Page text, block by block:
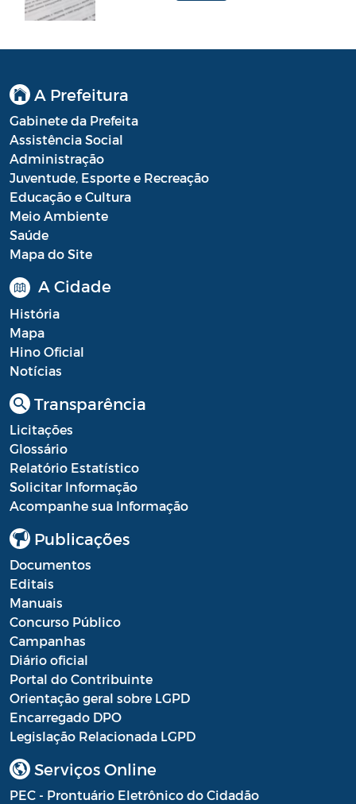
A Prefeitura
Gabinete da Prefeita
Assistência Social
Administração
Juventude, Esporte e Recreação
Educação e Cultura
Meio Ambiente
Saúde
Mapa do Site
A Cidade
História
Mapa
Hino Oficial
Notícias
Transparência
Licitações
Glossário
Relatório Estatístico
Solicitar Informação
Acompanhe sua Informação
Publicações
Documentos
Editais
Manuais
Concurso Público
Campanhas
Diário oficial
Portal do Contribuinte
Orientação geral sobre LGPD
Encarregado DPO
Legislação Relacionada LGPD
Serviços Online
PEC - Prontuário Eletrônico do Cidadão